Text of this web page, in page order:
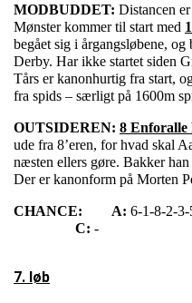
MODBUDDET: Distancen
Mønster kommer til start med
begået sig i årgangsløbene,
Derby. Har ikke startet siden
Tårs er kanonhurtig fra start,
fra spids – særligt på 1600m
OUTSIDEREN: 8 Enforalle
ude fra 8’eren, for hvad skal
næsten ellers gøre. Bakker
Der er kanonform på Morten
CHANCE: A: 6-1-8-2-3-
C: -
7. løb